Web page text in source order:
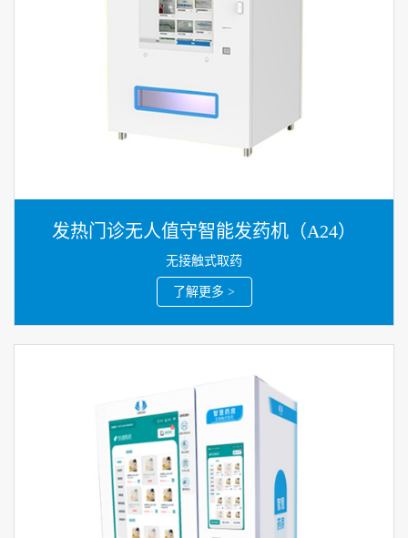
发热门诊无人值守智能发药机（A24）
无接触式取药
了解更多 >